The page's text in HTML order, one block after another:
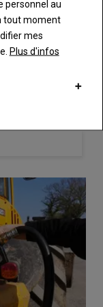
l’ensileuse
d’ailleurs
en 5
personnel au
tout moment
mes
Plus d'infos